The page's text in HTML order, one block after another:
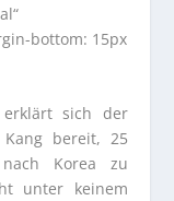
bottom: 15px
sich der
Kang bereit, 25
Korea zu
unter keinem